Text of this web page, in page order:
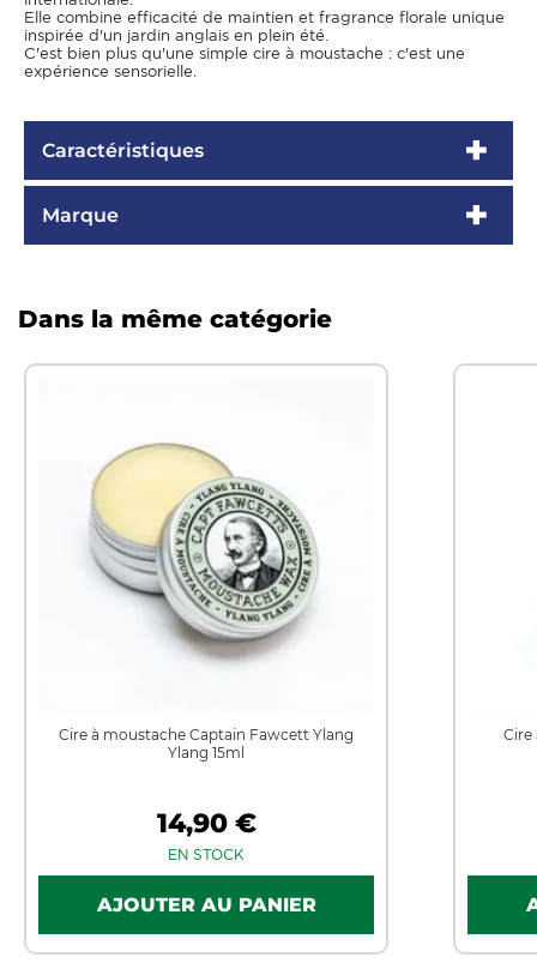
Elle combine efficacité de maintien et fragrance florale unique
inspirée d'un jardin anglais en plein été.
C'est bien plus qu'une simple cire à moustache : c'est une
expérience sensorielle.
Caractéristiques
Marque
Dans la même catégorie
Cire à moustache Captain Fawcett Ylang
Ylang 15ml
14,90 €
EN STOCK
Cire